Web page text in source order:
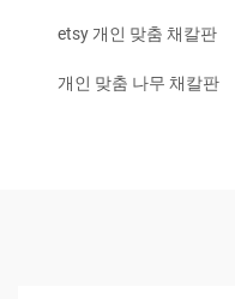
etsy 개인 맞춤 채칼판
개인 맞춤 나무 채칼판